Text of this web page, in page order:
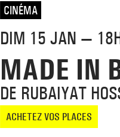
CINÉMA
DIM 15 JAN —
MADE IN
DE RUBAIYAT
ACHETEZ VOS PLACES